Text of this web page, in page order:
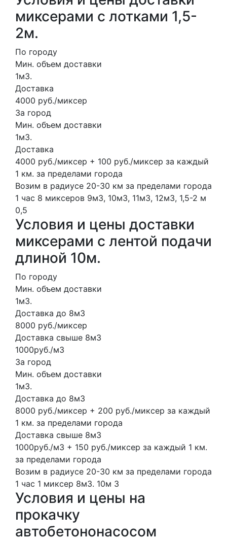
миксерами с лотками 1,5-
2м.
По городу
Мин. объем доставки
1м3.
Доставка
4000 руб./миксер
За город
Мин. объем доставки
1м3.
Доставка
4000 руб./миксер + 100 руб./миксер за каждый
1 км. за пределами города
Возим в радиусе 20-30 км за пределами города
1 час 8 миксеров 9м3, 10м3, 11м3, 12м3, 1,5-2 м
0,5
Условия и цены доставки
миксерами с лентой подачи
длиной 10м.
По городу
Мин. объем доставки
1м3.
Доставка до 8м3
8000 руб./миксер
Доставка свыше 8м3
1000руб./м3
За город
Мин. объем доставки
1м3.
Доставка до 8м3
8000 руб./миксер + 200 руб./миксер за каждый
1 км. за пределами города
Доставка свыше 8м3
1000руб./м3 + 150 руб./миксер за каждый 1 км.
за пределами города
Возим в радиусе 20-30 км за пределами города
1 час 1 миксер 8м3. 10м 3
Условия и цены на
прокачку
автобетононасосом